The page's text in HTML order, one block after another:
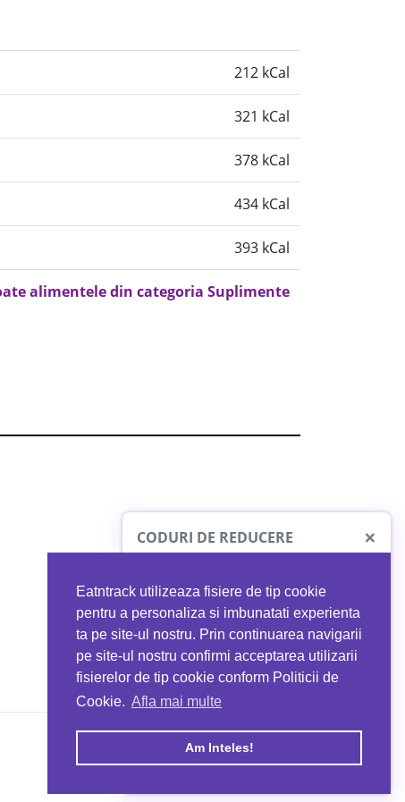
Eatntrack utilizeaza fisiere de tip cookie
pentru a personaliza si imbunatati experienta
ta pe site-ul nostru. Prin continuarea navigarii
pe site-ul nostru confirmi acceptarea utilizarii
fisierelor de tip cookie conform Politicii de
Cookie. Afla mai multe
Am Inteles!
212 kCal
321 kCal
378 kCal
434 kCal
393 kCal
alimentele din categoria Suplimente
CODURI DE REDUCERE ×
orice comandă
EATNTRACK
MYPROTEIN
Ai40%reducere la orice comandă
folosind codul EATTRACK